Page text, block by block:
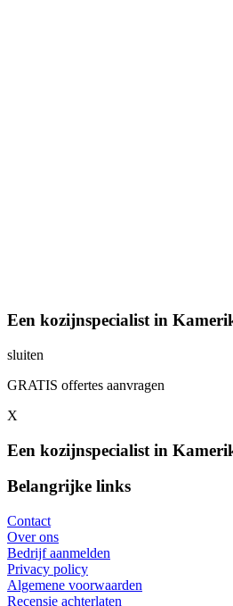
Een kozijnspecialist in
sluiten
GRATIS offertes aanvragen
X
Een kozijnspecialist in
Belangrijke links
Contact
Over ons
Bedrijf aanmelden
Privacy policy
Algemene voorwaarden
Recensie achterlaten